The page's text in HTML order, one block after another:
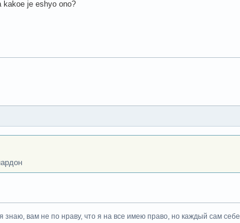
kakoe je eshyo ono?
вам не по нраву, что я на все имею право, но каждый сам себе